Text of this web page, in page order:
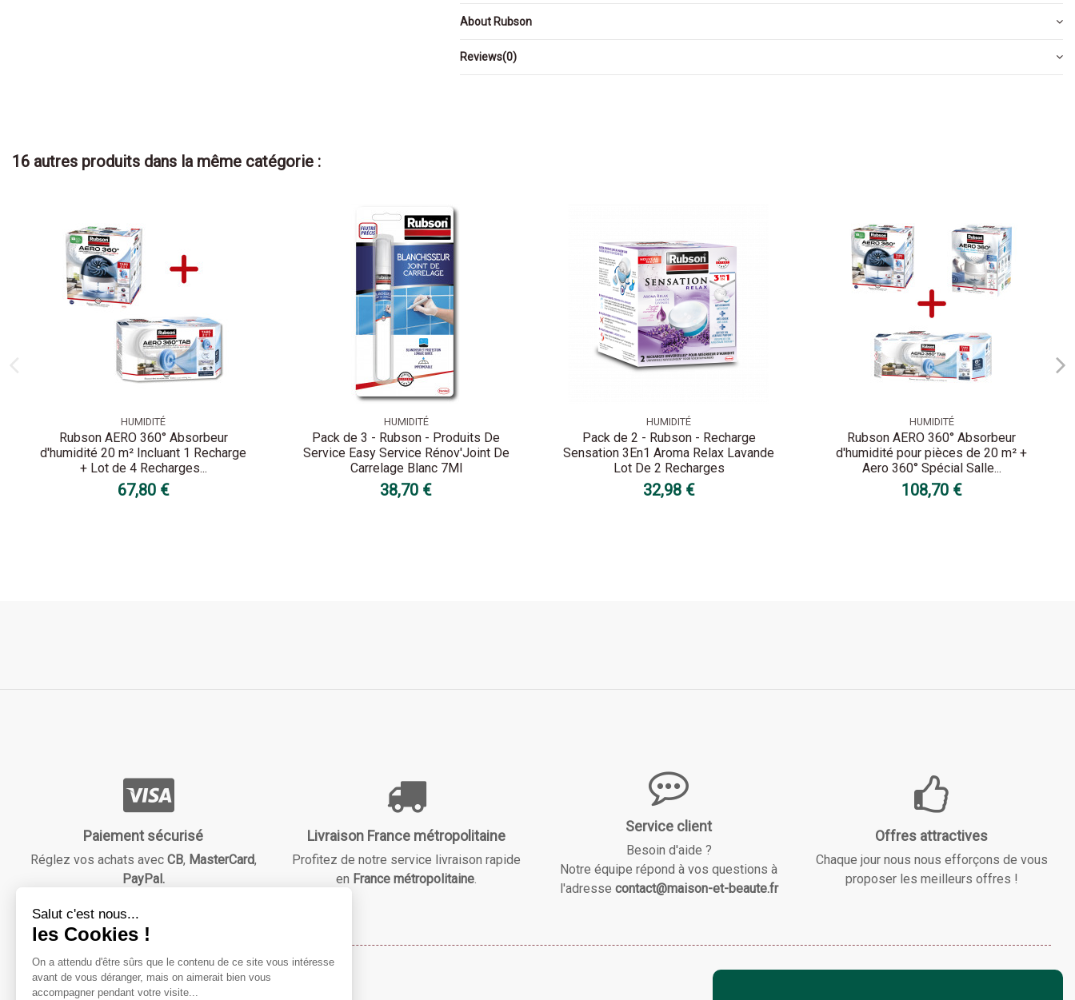
About Rubson
Reviews(0)
16 autres produits dans la même catégorie :
HUMIDITÉ
Rubson AERO 360° Absorbeur
d'humidité 20 m² Incluant 1 Recharge
+ Lot de 4 Recharges...
67,80 €
HUMIDITÉ
Pack de 3 - Rubson - Produits De
Service Easy Service Rénov'Joint De
Carrelage Blanc 7Ml
38,70 €
HUMIDITÉ
Pack de 2 - Rubson - Recharge
Sensation 3En1 Aroma Relax Lavande
Lot De 2 Recharges
32,98 €
HUMIDITÉ
Rubson AERO 360° Absorbeur
d'humidité pour pièces de 20 m² +
Aero 360° Spécial Salle...
108,70 €
Paiement sécurisé
Réglez vos achats avec CB, MasterCard,
PayPal.
Livraison France métropolitaine
Profitez de notre service livraison rapide
en France métropolitaine.
Service client
Besoin d'aide ?
Notre équipe répond à vos questions à
l'adresse contact@maison-et-beaute.fr
Offres attractives
Chaque jour nous nous efforçons de vous
proposer les meilleurs offres !
Maison & Beauté